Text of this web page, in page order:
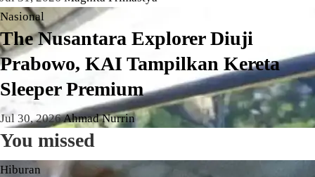
Nasional
The Nusantara Explorer Diuji
Prabowo, KAI Tampilkan Kereta
Sleeper Premium
Jul 30, 2026Ahmad Nurrin
You missed
Hiburan